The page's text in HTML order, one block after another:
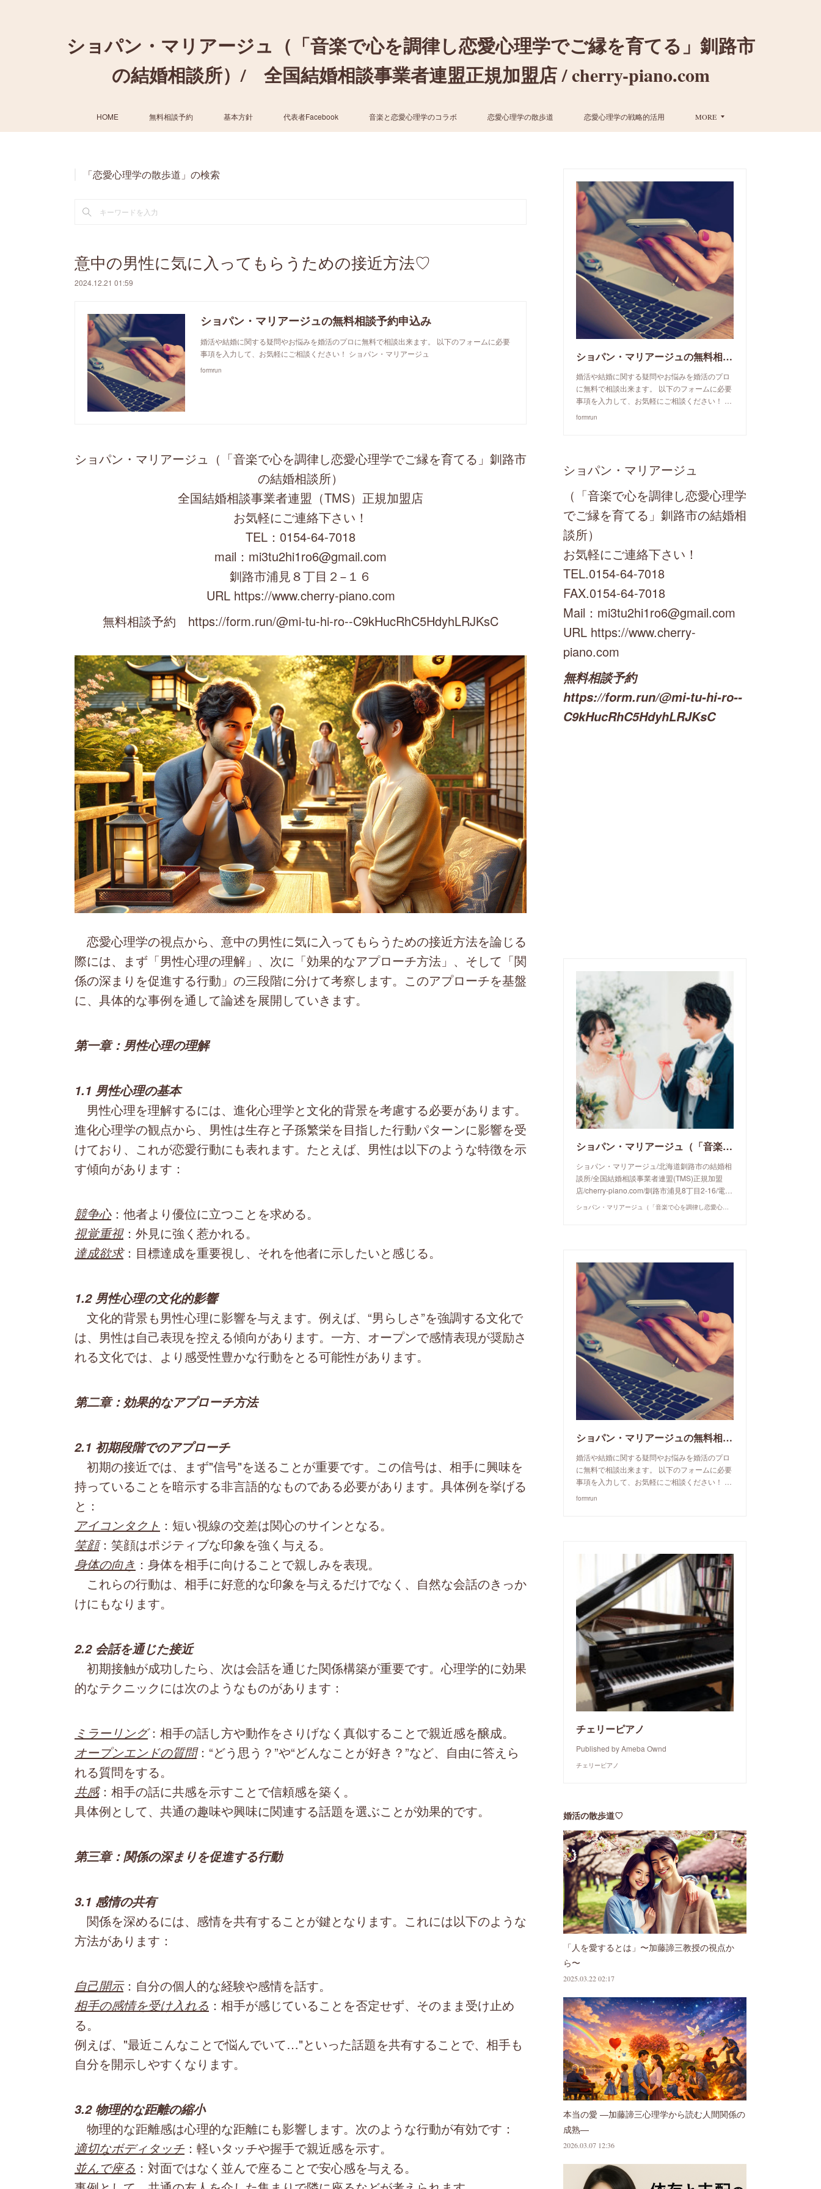
ショパン・マリアージュ（「音楽で心を調律し恋愛心理学でご縁を育てる」釧路市
の結婚相談所）/ 全国結婚相談事業者連盟正規加盟店 / cherry-piano.com
HOME 無料相談予約 基本方針 代表者Facebook 音楽と恋愛心理学のコラボ 恋愛心理学の散歩道 恋愛心理学の戦略的活用 MORE
「恋愛心理学の散歩道」の検索
意中の男性に気に入ってもらうための接近方法♡
2024.12.21 01:59
ショパン・マリアージュの無料相談予約申込み
婚活や結婚に関する疑問やお悩みを婚活のプロに無料で相談出来ます。 以下のフォームに必要
事項を入力して、お気軽にご相談ください！ ショパン・マリアージュ
formrun
ショパン・マリアージュ（「音楽で心を調律し恋愛心理学でご縁を育てる」釧路市
の結婚相談所）
全国結婚相談事業者連盟（TMS）正規加盟店
お気軽にご連絡下さい！
TEL：0154-64-7018
mail：mi3tu2hi1ro6@gmail.com
釧路市浦見８丁目２−１６
URL https://www.cherry-piano.com
無料相談予約 https://form.run/@mi-tu-hi-ro--C9kHucRhC5HdyhLRJKsC
恋愛心理学の視点から、意中の男性に気に入ってもらうための接近方法を論じる
際には、まず「男性心理の理解」、次に「効果的なアプローチ方法」、そして「関
係の深まりを促進する行動」の三段階に分けて考察します。このアプローチを基盤
に、具体的な事例を通して論述を展開していきます。
第一章：男性心理の理解
1.1 男性心理の基本
男性心理を理解するには、進化心理学と文化的背景を考慮する必要があります。
進化心理学の観点から、男性は生存と子孫繁栄を目指した行動パターンに影響を受
けており、これが恋愛行動にも表れます。たとえば、男性は以下のような特徴を示
す傾向があります：
競争心：他者より優位に立つことを求める。
視覚重視：外見に強く惹かれる。
達成欲求：目標達成を重要視し、それを他者に示したいと感じる。
1.2 男性心理の文化的影響
文化的背景も男性心理に影響を与えます。例えば、“男らしさ”を強調する文化で
は、男性は自己表現を控える傾向があります。一方、オープンで感情表現が奨励さ
れる文化では、より感受性豊かな行動をとる可能性があります。
第二章：効果的なアプローチ方法
2.1 初期段階でのアプローチ
初期の接近では、まず"信号"を送ることが重要です。この信号は、相手に興味を
持っていることを暗示する非言語的なものである必要があります。具体例を挙げる
と：
アイコンタクト ：短い視線の交差は関心のサインとなる。
笑顔：笑顔はポジティブな印象を強く与える。
身体の向き ：身体を相手に向けることで親しみを表現。
これらの行動は、相手に好意的な印象を与えるだけでなく、自然な会話のきっか
けにもなります。
2.2 会話を通じた接近
初期接触が成功したら、次は会話を通じた関係構築が重要です。心理学的に効果
的なテクニックには次のようなものがあります：
ミラーリング：相手の話し方や動作をさりげなく真似することで親近感を醸成。
オープンエンドの質問：“どう思う？”や“どんなことが好き？”など、自由に答えら
れる質問をする。
共感：相手の話に共感を示すことで信頼感を築く。
具体例として、共通の趣味や興味に関連する話題を選ぶことが効果的です。
第三章：関係の深まりを促進する行動
3.1 感情の共有
関係を深めるには、感情を共有することが鍵となります。これには以下のような
方法があります：
自己開示：自分の個人的な経験や感情を話す。
相手の感情を受け入れる ：相手が感じていることを否定せず、そのまま受け止め
る。
例えば、"最近こんなことで悩んでいて…"といった話題を共有することで、相手も
自分を開示しやすくなります。
3.2 物理的な距離の縮小
物理的な距離感は心理的な距離にも影響します。次のような行動が有効です：
適切なボディタッチ：軽いタッチや握手で親近感を示す。
並んで座る ：対面ではなく並んで座ることで安心感を与える。
ショパン・マリアージュの無料相談予約申込み
婚活や結婚に関する疑問やお悩みを婚活のプロ
に無料で相談出来ます。 以下のフォームに必要
事項を入力して、お気軽にご相談ください！ …
formrun
ショパン・マリアージュ
（「音楽で心を調律し恋愛心理学
でご縁を育てる」釧路市の結婚相
談所）
お気軽にご連絡下さい！
TEL.0154-64-7018
FAX.0154-64-7018
Mail：mi3tu2hi1ro6@gmail.com
URL https://www.cherry-
piano.com
無料相談予約
https://form.run/@mi-tu-hi-ro--
C9kHucRhC5HdyhLRJKsC
ショパン・マリアージュ（「音楽で心を調律し恋愛心理学でご縁を育てる」釧路市の結婚相談所）/ 全国結婚相談事業者連盟正規加盟店 / cherry-piano.com
ショパン・マリアージュ/北海道釧路市の結婚相
談所/全国結婚相談事業者連盟(TMS)正規加盟
店/cherry-piano.com/釧路市浦見8丁目2-16/電…
ショパン・マリアージュ（「音楽で心を調律し恋愛心理学でご縁を育てる」釧路市の結婚相談所）/ 全国結婚相談事業者連盟正規加盟店 / cherry-piano.com
ショパン・マリアージュの無料相談予約申込み
婚活や結婚に関する疑問やお悩みを婚活のプロ
に無料で相談出来ます。 以下のフォームに必要
事項を入力して、お気軽にご相談ください！ …
formrun
チェリーピアノ
Published by Ameba Ownd
チェリーピアノ
婚活の散歩道♡
「人を愛するとは」〜加藤諦三教授の視点か
ら〜
2025.03.22 02:17
本当の愛 ―加藤諦三心理学から読む人間関係の
成熟―
2026.03.07 12:36